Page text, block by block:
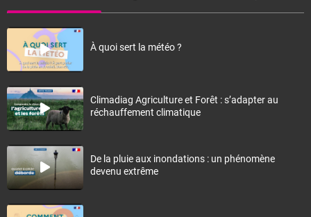
À quoi sert la météo ?
Climadiag Agriculture et Forêt : s’adapter au
réchauffement climatique
De la pluie aux inondations : un phénomène
devenu extrême